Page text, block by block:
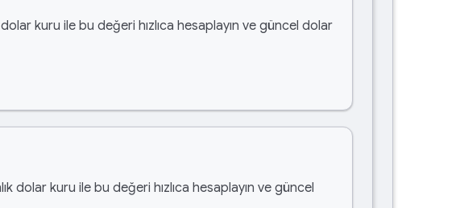
kuru ile bu değeri hızlıca hesaplayın ve güncel dolar
dolar kuru ile bu değeri hızlıca hesaplayın ve güncel